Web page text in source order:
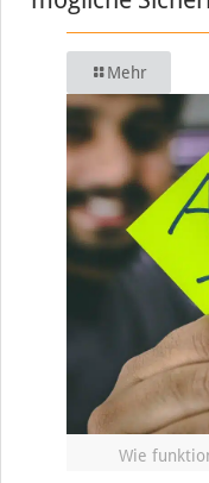
Mehr
Wie